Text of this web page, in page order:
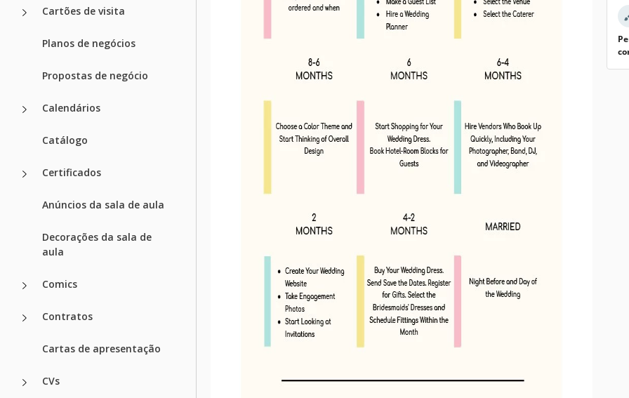
Cartões de visita
Planos de negócios
Propostas de negócio
Calendários
Catálogo
Certificados
Anúncios da sala de aula
Decorações da sala de
aula
Comics
Contratos
Cartas de apresentação
CVs